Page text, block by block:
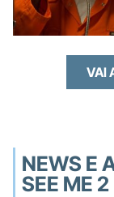
VAI
NEWS E
SEE ME